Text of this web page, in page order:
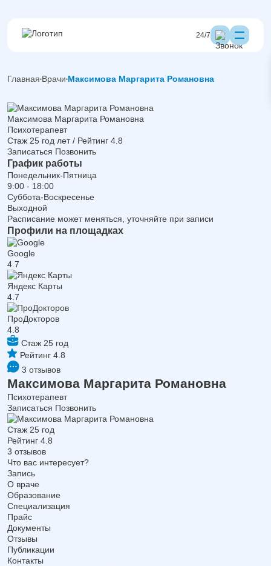
24/7
Главная Врачи Максимова Маргарита Романовна
Максимова Маргарита Романовна
Психотерапевт
Стаж 25 год лет / Рейтинг 4.8
Записаться Позвонить
График работы
Понедельник-Пятница
9:00 - 18:00
Суббота-Воскресенье
Выходной
Расписание может меняться, уточняйте при записи
Профили на площадках
Google
4.7
Яндекс Карты
4.7
ПроДокторов
4.8
Стаж 25 год
Рейтинг 4.8
3 отзывов
Максимова Маргарита Романовна
Психотерапевт
Записаться Позвонить
Стаж 25 год
Рейтинг 4.8
3 отзывов
Что вас интересует?
Запись
О враче
Образование
Специализация
Прайс
Документы
Отзывы
Публикации
Контакты